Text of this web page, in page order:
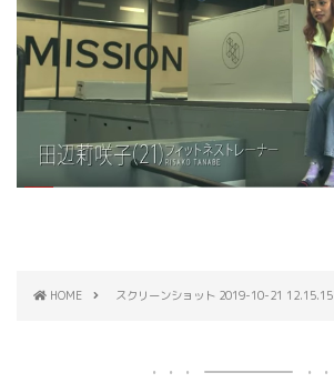
HOME スクリーンショット 2019-10-21 12.15.15